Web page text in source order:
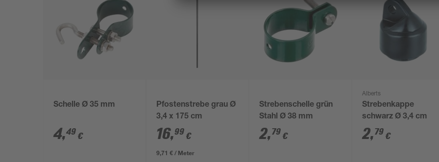
Schelle Ø 35 mm
4,49 €
Pfostenstrebe grau Ø
3,4 x 175 cm
16,99 €
9,71 € / Meter
Strebenschelle grün
Stahl Ø 38 mm
2,79 €
Alberts
Strebenkappe
schwarz Ø 3,4 cm
2,79 €